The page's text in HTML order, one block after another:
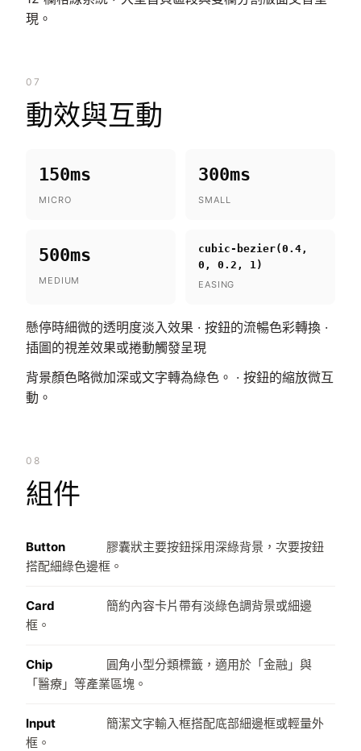
現。
07
動效與互動
150ms
MICRO
300ms
SMALL
500ms
MEDIUM
cubic-bezier(0.4,
0, 0.2, 1)
EASING
懸停時細微的透明度淡入效果 · 按鈕的流暢色彩轉換 ·
插圖的視差效果或捲動觸發呈現
背景顏色略微加深或文字轉為綠色。 · 按鈕的縮放微互
動。
08
組件
Button
膠囊狀主要按鈕採用深綠背景，次要按鈕
搭配細綠色邊框。
Card
簡約內容卡片帶有淡綠色調背景或細邊
框。
Chip
圓角小型分類標籤，適用於「金融」與
「醫療」等產業區塊。
Input
簡潔文字輸入框搭配底部細邊框或輕量外
框。